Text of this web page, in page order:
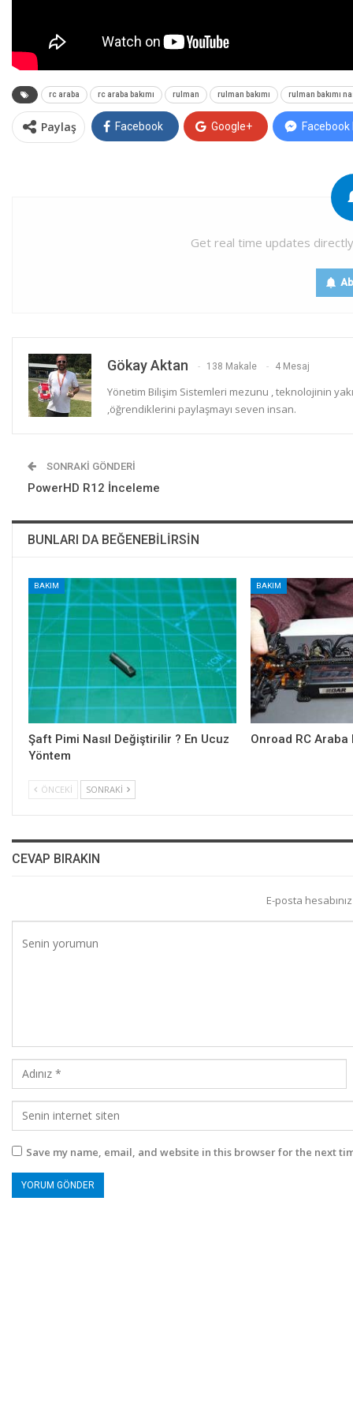
rc araba rc araba bakımı rulman rulman bakımı rulman bakımı
Paylaş Facebook Google+
Get real time updates
Gökay Aktan 138 Makale 4 Mesaj
Yönetim Bilişim Sistemleri mezunu , teknolojinin
,öğrendiklerini paylaşmayı seven insan.
SONRAKI GÖNDERI
PowerHD R12 İnceleme
BUNLARI DA BEĞENEBILIRSIN
BAKIM
Şaft Pimi Nasıl Değiştirilir ? En Ucuz
Yöntem
BAKIM
Onroad RC Araba
ÖNCEKI SONRAKI
CEVAP BIRAKIN
E-posta
Save my name, email, and website in this browser for the next